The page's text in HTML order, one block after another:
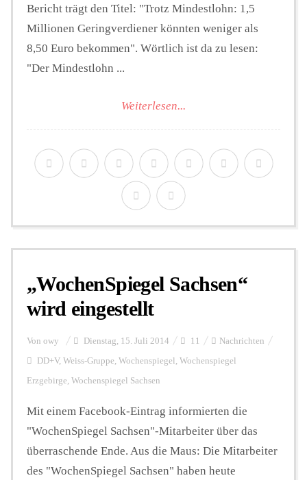
Bericht trägt den Titel: "Trotz Mindestlohn: 1,5
Millionen Geringverdiener könnten weniger als
8,50 Euro bekommen". Wörtlich ist da zu lesen:
"Der Mindestlohn ...
Weiterlesen...
„WochenSpiegel Sachsen“
wird eingestellt
Von owy Dienstag, 15. Juli 2014 11 Nachrichten
DD+V, Weiss-Gruppe, Wochenspiegel, Wochenspiegel
Erzgebirge, Wochenspiegel Sachsen
Mit einem Facebook-Eintrag informierten die
"WochenSpiegel Sachsen"-Mitarbeiter über das
überraschende Ende. Aus die Maus: Die Mitarbeiter
des "WochenSpiegel Sachsen" haben heute